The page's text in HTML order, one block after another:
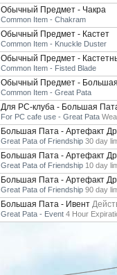
Обычный Предмет - Чакра
Common Item - Chakram
Обычный Предмет - Кастет
Common Item - Knuckle Duster
Обычный Предмет -
Common Item - Fisted Blade
Обычный Предмет -
Common Item - Great Pata
Для РС-клуба - Большая
For PC cafe use - Great Pata
Большая Пата - Артефакт
Great Pata of Friendship 30 day
Большая Пата - Артефакт
Great Pata of Friendship 10 day
Большая Пата - Артефакт
Great Pata of Friendship 90 day
Большая Пата - Ивент
Great Pata - Event 4 Hour